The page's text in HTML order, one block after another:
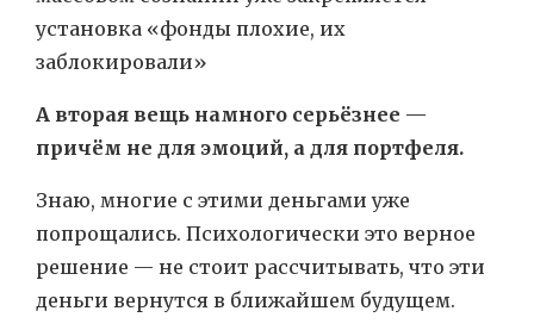
установка «фонды плохие, их
заблокировали»
А вторая вещь намного серьёзнее —
причём не для эмоций, а для портфеля.
Знаю, многие с этими деньгами уже
попрощались. Психологически это верное
решение — не стоит рассчитывать, что эти
деньги вернутся в ближайшем будущем.